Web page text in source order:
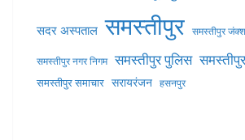
सदर अस्पताल समस्तीपुर समस्तीपुर
समस्तीपुर नगर निगम समस्तीपुर पुलिस
समस्तीपुर समाचार सरायरंजन हसनपुर